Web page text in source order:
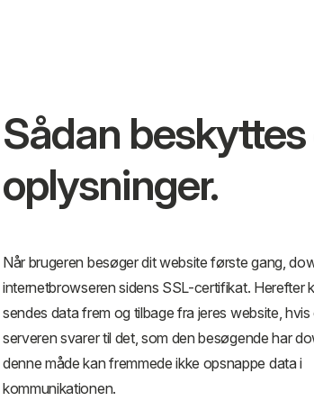
Sådan
oplysninger.
Når brugeren besøger dit website første gang,
internetbrowseren sidens SSL-certifikat. Herefter
sendes data frem og tilbage fra jeres website,
serveren svarer til det, som den besøgende har
denne måde kan fremmede ikke opsnappe data i
kommunikationen.